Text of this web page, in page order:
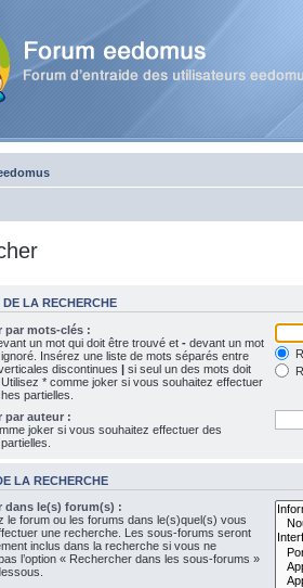
LA RECHERCHE
par mots-clés :
un mot qui doit être trouvé et - devant un mot
Insérez une liste de mots séparés entre
discontinues | si seul un des mots doit
* comme joker si vous souhaitez effectuer
partielles.
par auteur :
joker si vous souhaitez effectuer des
LA RECHERCHE
dans le(s) forum(s) :
le forum ou les forums dans le(s)quel(s) vous
une recherche. Les sous-forums seront
inclus dans la recherche si vous ne
l’option « Rechercher dans les sous-forums »